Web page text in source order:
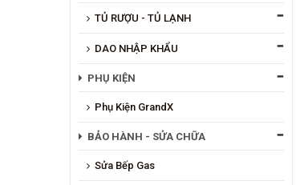
TỦ RƯỢU - TỦ LẠNH
DAO NHẬP KHẨU
PHỤ KIỆN
Phụ Kiện GrandX
BẢO HÀNH - SỬA CHỮA
Sửa Bếp Gas